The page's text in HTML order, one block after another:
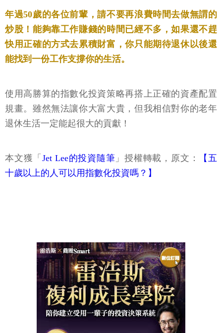
年過50歲的各位前輩，請不要再浪費時間去做無謂的
炒股！能夠靠工作賺錢的時間已經不多，如果還不趕
快用正確的方式去累積財富，你只能期待退休以後還
能找到一份工作支撐你的生活。
使用高勝算的指數化投資策略再搭上正確的資產配置
規畫。雖然無法讓你大富大貴，但我相信對你的老年
退休生活一定能起很大的貢獻！
本文獲「Jet Lee的投資隨筆 」授權轉載，原文：
【五
十歲以上的人可以用指數化投資嗎？】